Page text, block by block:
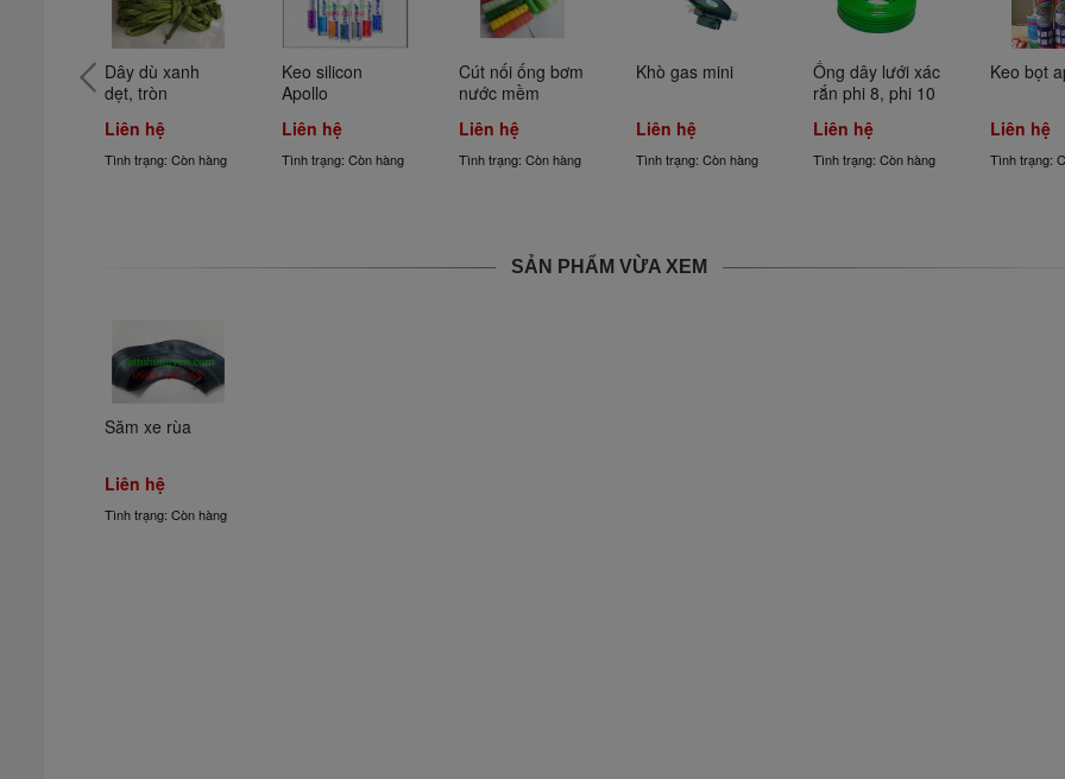
Dây dù xanh
dẹt, tròn
Liên hệ
Tình trạng: Còn hàng
Keo silicon
Apollo
Liên hệ
Tình trạng: Còn hàng
Cút nối ống bơm
nước mềm
Liên hệ
Tình trạng: Còn hàng
Khò gas mini
Liên hệ
Tình trạng: Còn hàng
Ống dây lưới xác
rắn phi 8, phi 10
Liên hệ
Tình trạng: Còn hàng
Keo bọt
Liên hệ
Tình trạng:
SẢN PHẨM VỪA XEM
Săm xe rùa
Liên hệ
Tình trạng: Còn hàng